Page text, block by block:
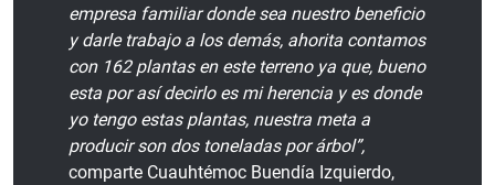
empresa familiar donde sea nuestro beneficio
y darle trabajo a los demás, ahorita contamos
con 162 plantas en este terreno ya que, bueno
esta por así decirlo es mi herencia y es donde
yo tengo estas plantas, nuestra meta a
producir son dos toneladas por árbol”,
comparte Cuauhtémoc Buendía Izquierdo,